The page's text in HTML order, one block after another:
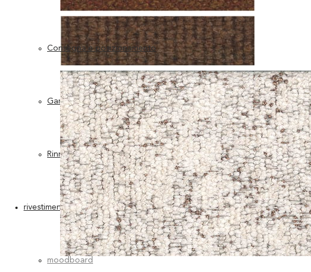
Consegna e posizionamento
Garanzia post-vendita
Rinnovo imbottitura
rivestimenti
moodboard